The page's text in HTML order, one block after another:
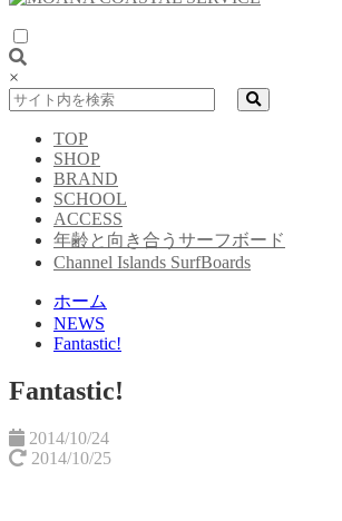
×
TOP
SHOP
BRAND
SCHOOL
ACCESS
年齢と向き合うサーフボード
Channel Islands SurfBoards
ホーム
NEWS
Fantastic!
Fantastic!
2014/10/24
2014/10/25